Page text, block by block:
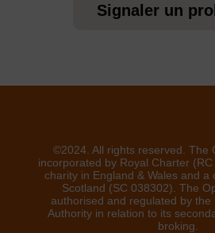
Signaler un
©2024. All rights reserved. The
incorporated by Royal Charter
charity in England & Wales and a
Scotland (SC 038302). The
authorised and regulated by the
Authority in relation to its
broking.